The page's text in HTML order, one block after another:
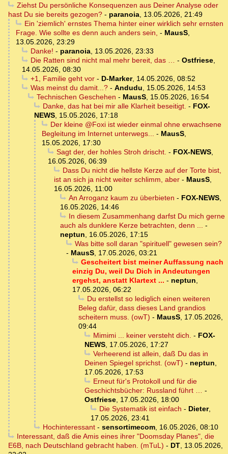
Ziehst Du persönliche Konsequenzen aus Deiner Analyse oder
hast Du sie bereits gezogen? - paranoia, 13.05.2026, 21:49
Ein 'ziemlich' ernstes Thema hinter einer wirklich sehr ernsten
Frage. Wie sollte es denn auch anders sein, - MausS,
13.05.2026, 23:29
Danke! - paranoia, 13.05.2026, 23:33
Die Ratten sind nicht mal mehr bereit, das … - Ostfriese,
14.05.2026, 08:30
+1, Familie geht vor- D-Marker, 14.05.2026, 08:52
Was meinst du damit...?- Andudu, 15.05.2026, 14:53
Technischen Geschehen - MausS, 15.05.2026, 16:54
Danke, das hat bei mir alle Klarheit beseitigt. - FOX-
NEWS, 15.05.2026, 17:18
Der kleine @Foxi ist wieder einmal ohne erwachsene
Begleitung im Internet unterwegs... - MausS,
15.05.2026, 17:30
Sagt der, der hohles Stroh drischt. - FOX-NEWS,
16.05.2026, 06:39
Dass Du nicht die hellste Kerze auf der Torte bist,
ist an sich ja nicht weiter schlimm, aber - MausS,
16.05.2026, 11:00
An Arroganz kaum zu überbieten - FOX-NEWS,
16.05.2026, 14:46
In diesem Zusammenhang darfst Du mich gerne
auch als dunklere Kerze betrachten, denn ... -
neptun, 16.05.2026, 17:15
Was bitte soll daran "spirituell" gewesen sein?
- MausS, 17.05.2026, 03:21
Gescheitert bist meiner Auffassung nach
einzig Du, weil Du Dich in Andeutungen
ergehst, anstatt Klartext ... - neptun,
17.05.2026, 06:22
Du erstellst so lediglich einen weiteren
Beleg dafür, dass dieses Land grandios
scheitern muss. (owT) - MausS, 17.05.2026,
09:44
Mimimi ... keiner versteht dich. - FOX-
NEWS, 17.05.2026, 17:27
Verheerend ist allein, daß Du das in
Deinen Spiegel sprichst. (owT) - neptun,
17.05.2026, 17:53
Erneut für's Protokoll und für die
Geschichtsbücher: Russland führt … -
Ostfriese, 17.05.2026, 18:00
Die Systematik ist einfach - Dieter,
17.05.2026, 23:41
Hochinteressant- sensortimecom, 16.05.2026, 08:10
Interessant, daß die Amis eines ihrer "Doomsday Planes", die
E6B, nach Deutschland gebracht haben. (mTuL) - DT, 13.05.2026,